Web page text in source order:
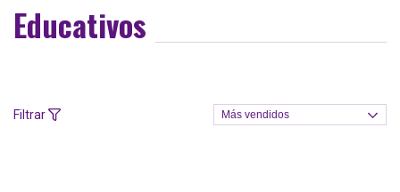
Educativos
Filtrar